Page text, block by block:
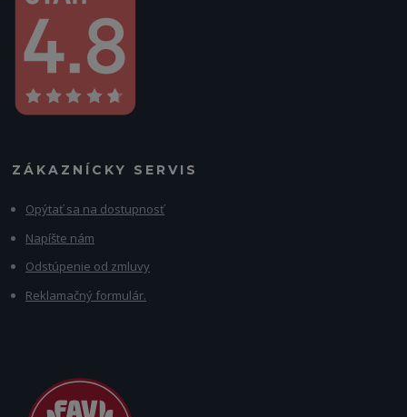
ZÁKAZNÍCKY SERVIS
Opýtať sa na dostupnosť
Napíšte nám
Odstúpenie od zmluvy
Reklamačný formulár.